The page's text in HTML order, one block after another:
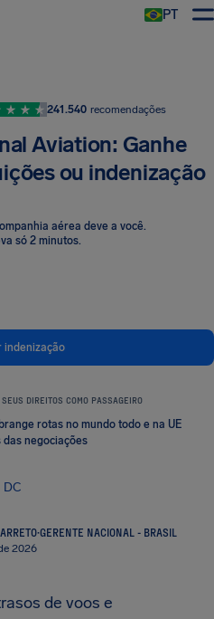
PT
241.540 recomendações
Aviation: Ganhe
ou indenização
aérea deve a você.
só 2 minutos.
indenização
DIREITOS COMO PASSAGEIRO
rotas no mundo todo e na UE
das negociações
DC
·GERENTE NACIONAL - BRASIL
2026
de voos e